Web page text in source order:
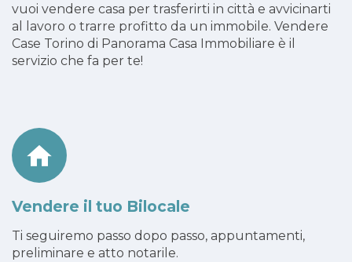
vuoi vendere casa per trasferirti in città e avvicinarti
al lavoro o trarre profitto da un immobile. Vendere
Case Torino di Panorama Casa Immobiliare è il
servizio che fa per te!
Vendere il tuo Bilocale
Ti seguiremo passo dopo passo, appuntamenti,
preliminare e atto notarile.